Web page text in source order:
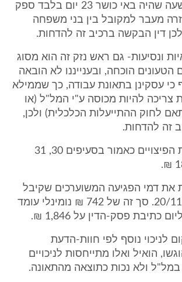
גובהה, וממילא שעה שהיה באי כושר 23 יום בלבד ספק
מעבר למקובל בין בני משפחה
דין הבקשה ברכיב זה להדחות.
ונסיעות- גם ראש נזק זה הוא מסוג
הטעונים הוכחה, ובענייננו לא הובאה
כי עסקינן בתאונת עבודה, כך שממילא
צריכה להיות מכוסה ע"י המל"ל (או
לחוק ההתייעלות הכלכלית) ולכן,
זה להדחות.
35. סך הצטברות הפיצויים כאמור בסעיפים 30, 31
את דמי הפגיעה המשוערכים שקיבל
התובע ביום 20/11/94. סך זה של 742 ₪ נומינלי עומד
כתיבת פסק-הדין על 1,846 ₪.
לניכוי נוסף לפי חוות-הדעת
הואיל ואלו מתייחסות לניכויים
במל"ל ולא נכות כתוצאה מהתאונה.